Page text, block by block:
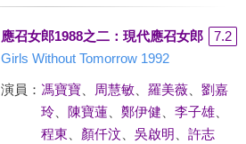
應召女郎1988之二：現代應召女郎
7.2
Girls Without Tomorrow 1992
演員： 馮寶寶、 周慧敏、 羅美薇、 劉嘉
玲、 陳寶蓮、 鄭伊健 李子雄、
程東
顏仟汶 吳啟明
許志